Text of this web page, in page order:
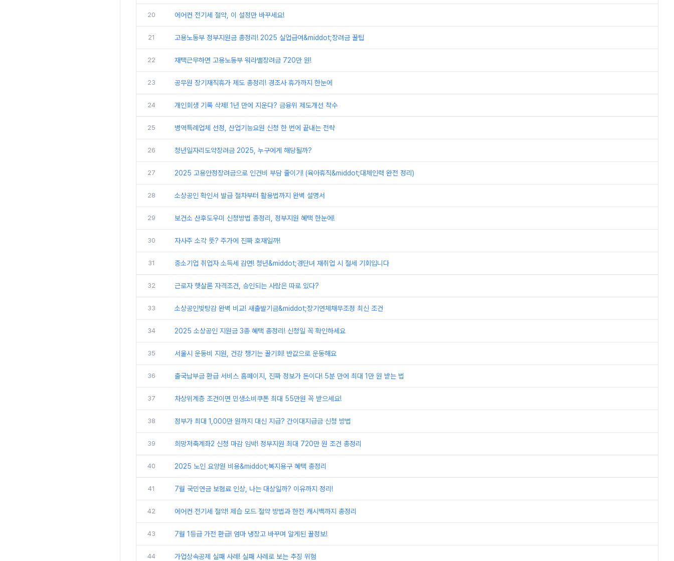
20 에어컨 전기세 절약, 이 설정만 바꾸세요!
21 고용노동부 정부지원금 총정리! 2025 실업급여&middot;장려금 꿀팁
22 재택근무하면 고용노동부 워라밸장려금 720만 원!
23 공무원 장기재직휴가 제도 총정리! 경조사 휴가까지 한눈에
24 개인회생 기록 삭제! 1년 만에 지운다? 금융위 제도개선 착수
25 병역특례업체 선정, 산업기능요원 신청 한 번에 끝내는 전략
26 청년일자리도약장려금 2025, 누구에게 해당될까?
27 2025 고용안정장려금으로 인건비 부담 줄이기! (육아휴직&middot;대체인력 완전 정리)
28 소상공인 확인서 발급 절차부터 활용법까지 완벽 설명서
29 보건소 산후도우미 신청방법 총정리, 정부지원 혜택 한눈에!
30 자사주 소각 뜻? 주가에 진짜 호재일까!
31 중소기업 취업자 소득세 감면! 청년&middot;경단녀 재취업 시 절세 기회입니다
32 근로자 햇살론 자격조건, 승인되는 사람은 따로 있다?
33 소상공인빚탕감 완벽 비교! 새출발기금&middot;장기연체채무조정 최신 조건
34 2025 소상공인 지원금 3종 혜택 총정리! 신청일 꼭 확인하세요
35 서울시 운동비 지원, 건강 챙기는 꿀기회! 반값으로 운동해요
36 출국납부금 환급 서비스 홈페이지, 진짜 정보가 돈이다! 5분 만에 최대 1만 원 받는 법
37 차상위계층 조건이면 민생소비쿠폰 최대 55만원 꼭 받으세요!
38 정부가 최대 1,000만 원까지 대신 지급? 간이대지급금 신청 방법
39 희망저축계좌2 신청 마감 임박! 정부지원 최대 720만 원 조건 총정리
40 2025 노인 요양원 비용&middot;복지용구 혜택 총정리
41 7월 국민연금 보험료 인상, 나는 대상일까? 이유까지 정리!
42 에어컨 전기세 절약! 제습 모드 절약 방법과 한전 캐시백까지 총정리
43 7월 1등급 가전 환급! 엄마 냉장고 바꾸며 알게된 꿀정보!
44 가업상속공제 실패 사례! 실패 사례로 보는 추징 위험